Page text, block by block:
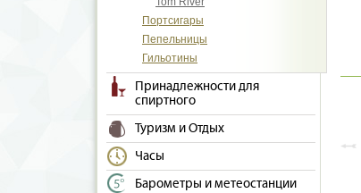
Портсигары
Пепельницы
Гильотины
Принадлежности для
спиртного
Туризм и Отдых
Часы
Барометры и метеостанции